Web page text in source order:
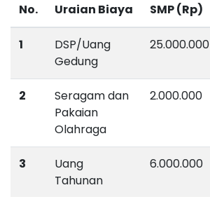
No. Uraian Biaya SMP (Rp)
1
DSP/Uang
Gedung
25.000.000
2
Seragam dan
Pakaian
Olahraga
2.000.000
3
Uang
Tahunan
6.000.000